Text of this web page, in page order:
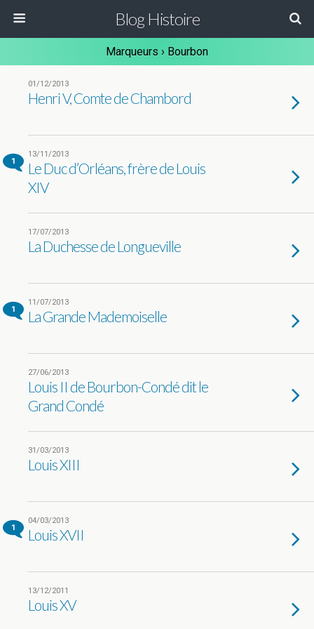
Blog Histoire
Marqueurs › Bourbon
01/12/2013
Henri V, Comte de Chambord
1
13/11/2013
Le Duc d’Orléans, frère de Louis
XIV
17/07/2013
La Duchesse de Longueville
1
11/07/2013
La Grande Mademoiselle
27/06/2013
Louis II de Bourbon-Condé dit le
Grand Condé
31/03/2013
Louis XIII
1
04/03/2013
Louis XVII
13/12/2011
Louis XV